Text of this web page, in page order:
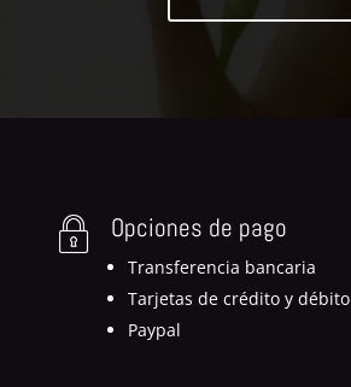
Opciones de pago
Transferencia bancaria
Tarjetas de crédito y débito
Paypal